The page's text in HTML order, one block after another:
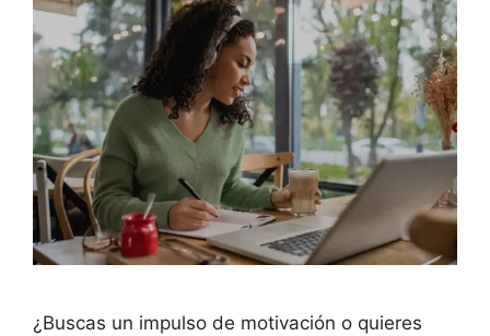
¿Buscas un impulso de motivación o quieres